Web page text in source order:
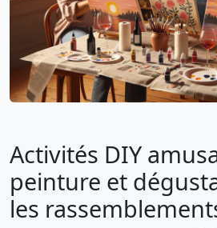
Activités DIY
peinture et
les